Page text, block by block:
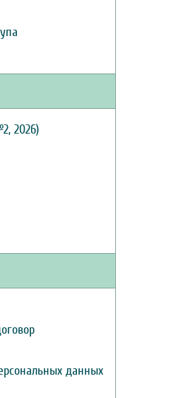
2026)
данных